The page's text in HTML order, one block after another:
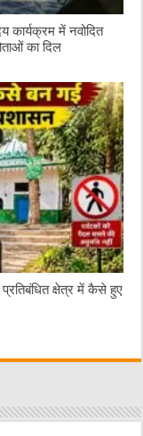
कार्यक्रम में नवोदित
का दिल
क्षेत्र में कैसे हुए